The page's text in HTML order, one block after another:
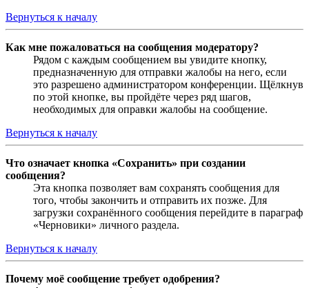
Вернуться к началу
Как мне пожаловаться на сообщения модератору?
Рядом с каждым сообщением вы увидите кнопку,
предназначенную для отправки жалобы на него, если
это разрешено администратором конференции. Щёлкнув
по этой кнопке, вы пройдёте через ряд шагов,
необходимых для оправки жалобы на сообщение.
Вернуться к началу
Что означает кнопка «Сохранить» при создании
сообщения?
Эта кнопка позволяет вам сохранять сообщения для
того, чтобы закончить и отправить их позже. Для
загрузки сохранённого сообщения перейдите в параграф
«Черновики» личного раздела.
Вернуться к началу
Почему моё сообщение требует одобрения?